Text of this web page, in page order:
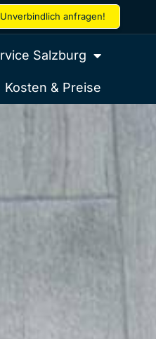
Unverbindlich anfragen!
Salzburg
Kosten & Preise